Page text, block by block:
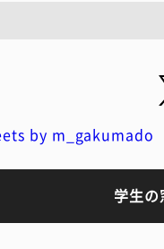
by m_gakumado
学生の